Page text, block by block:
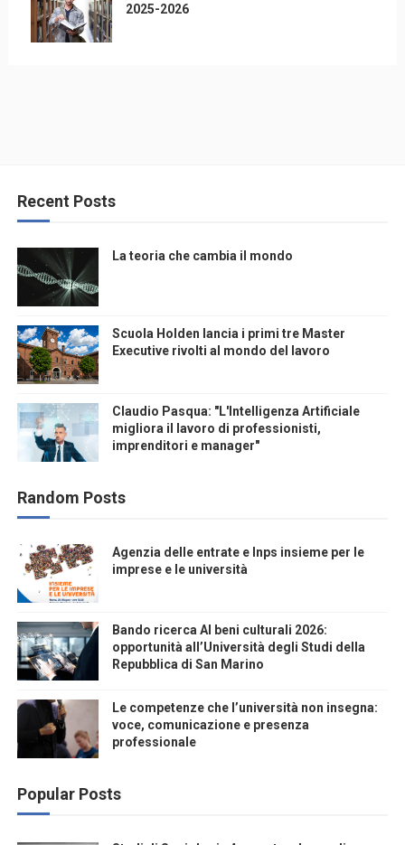
2025-2026
Recent Posts
La teoria che cambia il mondo
Scuola Holden lancia i primi tre Master
Executive rivolti al mondo del lavoro
Claudio Pasqua: "L'Intelligenza Artificiale
migliora il lavoro di professionisti,
imprenditori e manager"
Random Posts
Agenzia delle entrate e Inps insieme per le
imprese e le università
Bando ricerca AI beni culturali 2026:
opportunità all’Università degli Studi della
Repubblica di San Marino
Le competenze che l’università non insegna:
voce, comunicazione e presenza
professionale
Popular Posts